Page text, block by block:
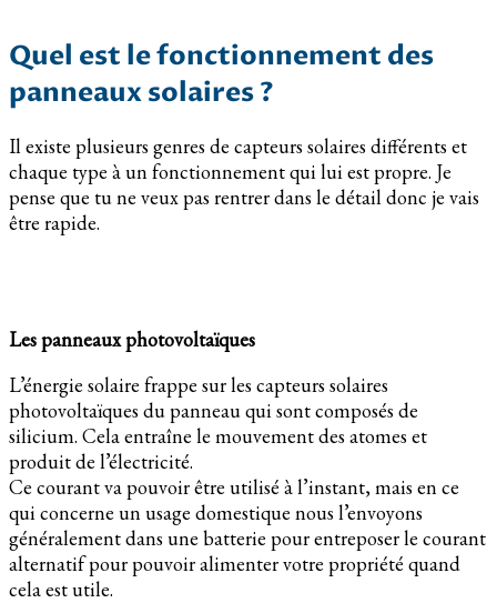
Quel est le fonctionnement des
panneaux solaires ?
Il existe plusieurs genres de capteurs solaires différents et
chaque type à un fonctionnement qui lui est propre. Je
pense que tu ne veux pas rentrer dans le détail donc je vais
être rapide.
Les panneaux photovoltaïques
L’énergie solaire frappe sur les capteurs solaires
photovoltaïques du panneau qui sont composés de
silicium. Cela entraîne le mouvement des atomes et
produit de l’électricité.
Ce courant va pouvoir être utilisé à l’instant, mais en ce
qui concerne un usage domestique nous l’envoyons
généralement dans une batterie pour entreposer le courant
alternatif pour pouvoir alimenter votre propriété quand
cela est utile.